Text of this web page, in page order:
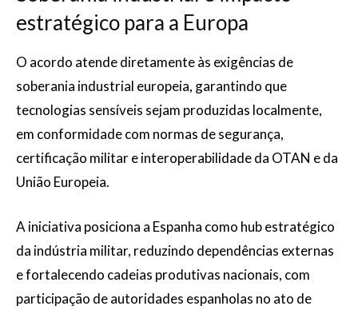
estratégico para a Europa
O acordo atende diretamente às exigências de
soberania industrial europeia, garantindo que
tecnologias sensíveis sejam produzidas localmente,
em conformidade com normas de segurança,
certificação militar e interoperabilidade da OTAN e da
União Europeia.
A iniciativa posiciona a Espanha como hub estratégico
da indústria militar, reduzindo dependências externas
e fortalecendo cadeias produtivas nacionais, com
participação de autoridades espanholas no ato de